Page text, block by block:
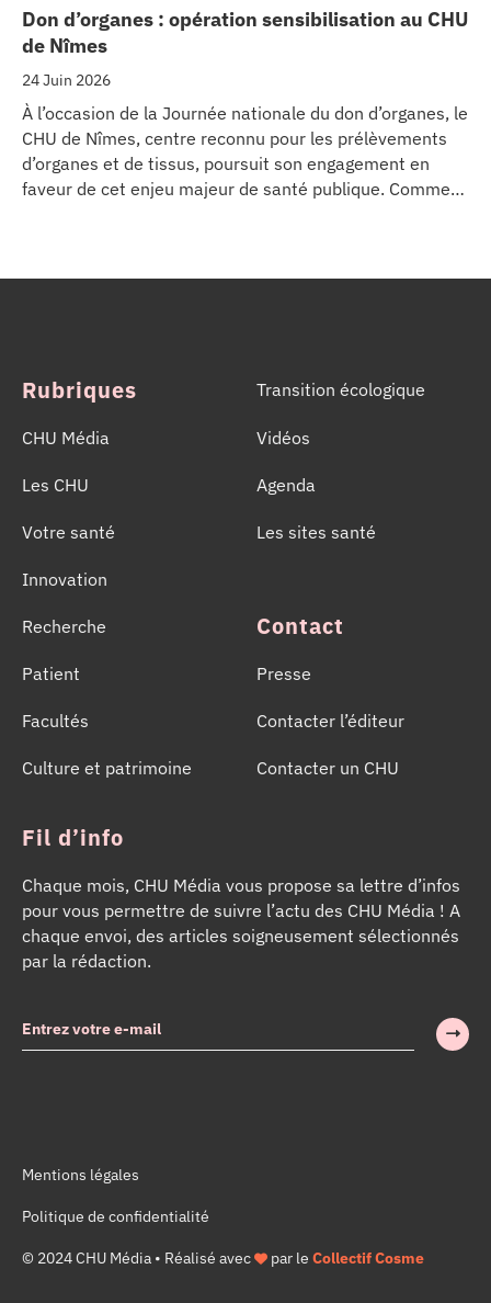
Don d’organes : opération sensibilisation au CHU
de Nîmes
24 Juin 2026
À l’occasion de la Journée nationale du don d’organes, le
CHU de Nîmes, centre reconnu pour les prélèvements
d’organes et de tissus, poursuit son engagement en
faveur de cet enjeu majeur de santé publique. Comme
Rubriques
CHU Média
Les CHU
Votre santé
Innovation
Recherche
Patient
Facultés
Culture et patrimoine
Transition écologique
Vidéos
Agenda
Les sites santé
Contact
Presse
Contacter l’éditeur
Contacter un CHU
Fil d’info
Chaque mois, CHU Média vous propose sa lettre d’infos
pour vous permettre de suivre l’actu des CHU Média ! A
chaque envoi, des articles soigneusement sélectionnés
par la rédaction.
Mentions légales
Politique de confidentialité
© 2024 CHU Média • Réalisé avec par le Collectif Cosme